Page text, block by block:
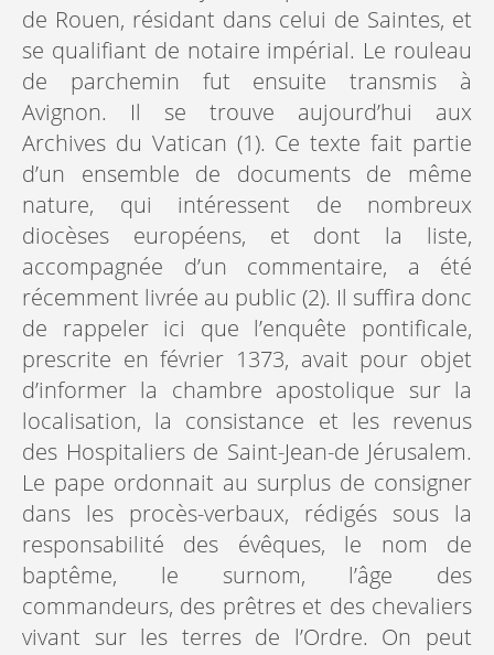
de Rouen, résidant dans celui de Saintes, et
se qualifiant de notaire impérial. Le rouleau
de parchemin fut ensuite transmis à
Avignon. Il se trouve aujourd’hui aux
Archives du Vatican (1). Ce texte fait partie
d’un ensemble de documents de même
nature, qui intéressent de nombreux
diocèses européens, et dont la liste,
accompagnée d’un commentaire, a été
récemment livrée au public (2). Il suffira donc
de rappeler ici que l’enquête pontificale,
prescrite en février 1373, avait pour objet
d’informer la chambre apostolique sur la
localisation, la consistance et les revenus
des Hospitaliers de Saint-Jean-de Jérusalem.
Le pape ordonnait au surplus de consigner
dans les procès-verbaux, rédigés sous la
responsabilité des évêques, le nom de
baptême, le surnom, l’âge des
commandeurs, des prêtres et des chevaliers
vivant sur les terres de l’Ordre. On peut